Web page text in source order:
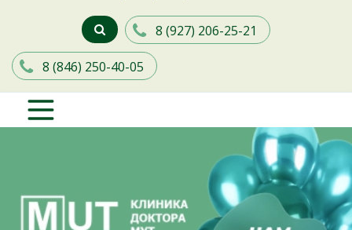
8 (927) 206-25-21
8 (846) 250-40-05